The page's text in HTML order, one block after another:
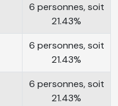
6 personnes, soit
21.43%
6 personnes, soit
21.43%
6 personnes, soit
21.43%